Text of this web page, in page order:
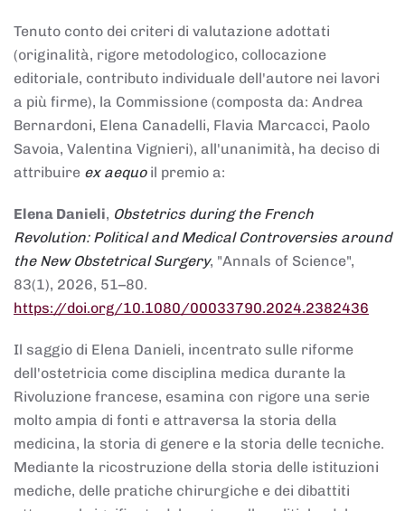
Tenuto conto dei criteri di valutazione adottati
(originalità, rigore metodologico, collocazione
editoriale, contributo individuale dell'autore nei lavori
a più firme), la Commissione (composta da: Andrea
Bernardoni, Elena Canadelli, Flavia Marcacci, Paolo
Savoia, Valentina Vignieri), all'unanimità, ha deciso di
attribuire ex aequoil premio a:
Elena Danieli, Obstetrics during the French
Revolution: Political and Medical Controversies around
the New Obstetrical Surgery, "Annals of Science",
83(1), 2026, 51–80.
https://doi.org/10.1080/00033790.2024.2382436
Il saggio di Elena Danieli, incentrato sulle riforme
dell'ostetricia come disciplina medica durante la
Rivoluzione francese, esamina con rigore una serie
molto ampia di fonti e attraversa la storia della
medicina, la storia di genere e la storia delle tecniche.
Mediante la ricostruzione della storia delle istituzioni
mediche, delle pratiche chirurgiche e dei dibattiti